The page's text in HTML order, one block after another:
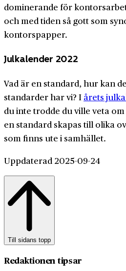
dominerande för
och med tiden så gott som
kontorspapper.
Julkalender 2022
Vad är en standard, hur kan
standarder har vi? I årets
du inte trodde du ville veta
en standard skapas till olika
som finns ute i samhället.
Uppdaterad 2025-09-24
Till sidans topp
Redaktionen tipsar